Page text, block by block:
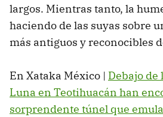
largos. Mientras tanto, la
haciendo de las suyas sobre
más antiguos y reconocibles
En Xataka México | Debajo de
Luna en Teotihuacán han
sorprendente túnel que